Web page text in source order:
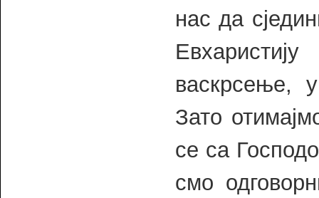
нас да
васкрсење,
Зато
се са
смо